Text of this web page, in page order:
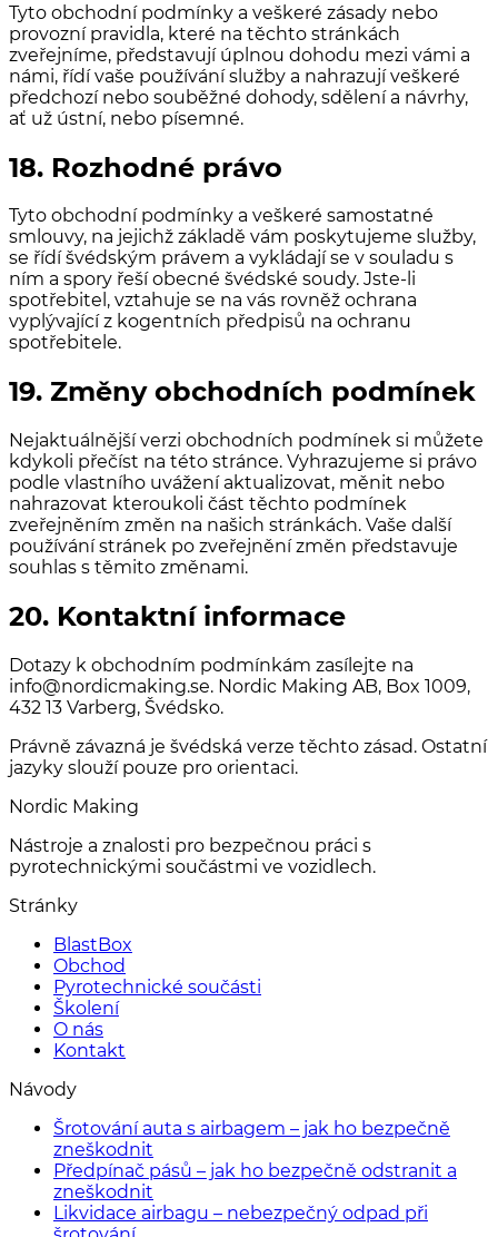
Tyto obchodní podmínky a veškeré zásady nebo
provozní pravidla, které na těchto stránkách
zveřejníme, představují úplnou dohodu mezi vámi a
námi, řídí vaše používání služby a nahrazují veškeré
předchozí nebo souběžné dohody, sdělení a návrhy,
ať už ústní, nebo písemné.
18. Rozhodné právo
Tyto obchodní podmínky a veškeré samostatné
smlouvy, na jejichž základě vám poskytujeme služby,
se řídí švédským právem a vykládají se v souladu s
ním a spory řeší obecné švédské soudy. Jste-li
spotřebitel, vztahuje se na vás rovněž ochrana
vyplývající z kogentních předpisů na ochranu
spotřebitele.
19. Změny obchodních podmínek
Nejaktuálnější verzi obchodních podmínek si můžete
kdykoli přečíst na této stránce. Vyhrazujeme si právo
podle vlastního uvážení aktualizovat, měnit nebo
nahrazovat kteroukoli část těchto podmínek
zveřejněním změn na našich stránkách. Vaše další
používání stránek po zveřejnění změn představuje
souhlas s těmito změnami.
20. Kontaktní informace
Dotazy k obchodním podmínkám zasílejte na
info@nordicmaking.se. Nordic Making AB, Box 1009,
432 13 Varberg, Švédsko.
Právně závazná je švédská verze těchto zásad. Ostatní
jazyky slouží pouze pro orientaci.
Nordic Making
Nástroje a znalosti pro bezpečnou práci s
pyrotechnickými součástmi ve vozidlech.
Stránky
BlastBox
Obchod
Pyrotechnické součásti
Školení
O nás
Kontakt
Návody
Šrotování auta s airbagem – jak ho bezpečně
zneškodnit
Předpínač pásů – jak ho bezpečně odstranit a
zneškodnit
Likvidace airbagu – nebezpečný odpad při